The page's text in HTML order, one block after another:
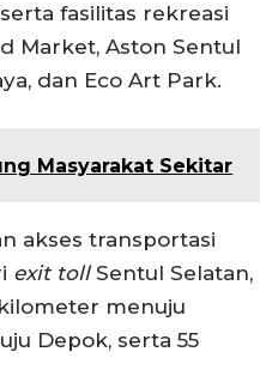
fasilitas rekreasi
Market, Aston Sentul
dan Eco Art Park.
Masyarakat Sekitar
akses transportasi
exit tollSentul Selatan,
menuju
Depok, serta 55